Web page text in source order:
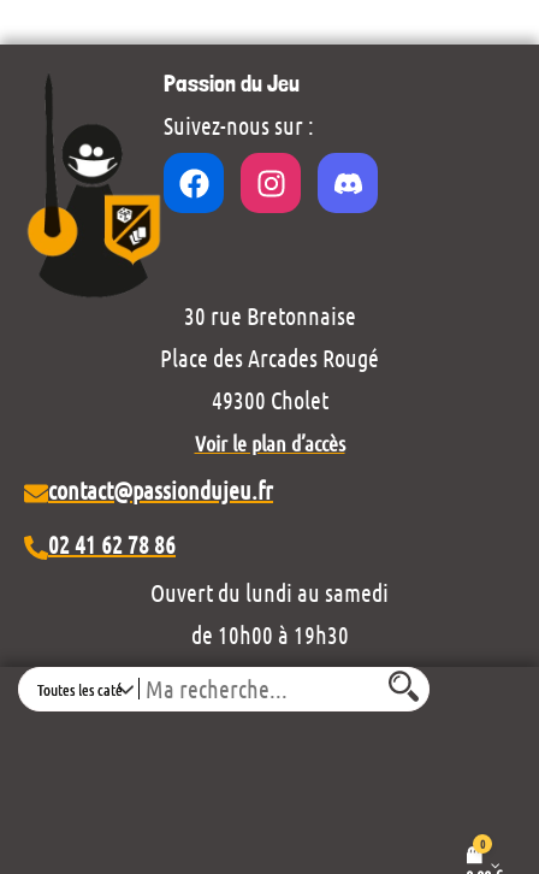
Search
0
Passion du Jeu
Suivez-nous sur :
30 rue Bretonnaise
Place des Arcades Rougé
49300 Cholet
Voir le plan d’accès
contact@passiondujeu.fr
02 41 62 78 86
Ouvert du lundi au samedi
de 10h00 à 19h30
Découvrez notre projet éditorial :